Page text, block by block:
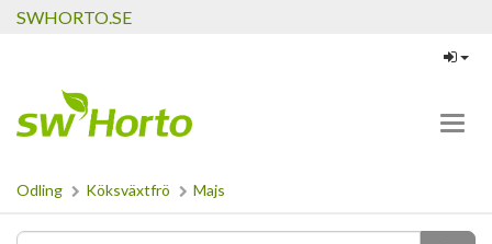
SWHORTO.SE
Odling Köksväxtfrö Majs